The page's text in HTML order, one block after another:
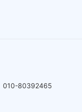
80392465